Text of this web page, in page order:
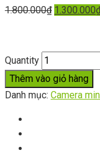
1.800.000₫ 1.300.000
Quantity
Thêm vào giỏ hàng
Danh mục: Camera